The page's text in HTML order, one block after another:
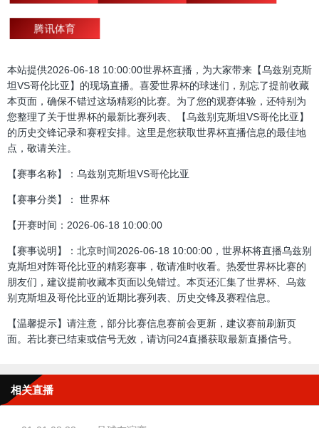
腾讯体育
本站提供2026-06-18 10:00:00世界杯直播，为大家带来【乌兹别克斯
坦VS哥伦比亚】的现场直播。喜爱世界杯的球迷们，别忘了提前收藏
本页面，确保不错过这场精彩的比赛。为了您的观赛体验，还特别为
您整理了关于世界杯的最新比赛列表、【乌兹别克斯坦VS哥伦比亚】
的历史交锋记录和赛程安排。这里是您获取世界杯直播信息的最佳地
点，敬请关注。
【赛事名称】：乌兹别克斯坦VS哥伦比亚
【赛事分类】： 世界杯
【开赛时间：2026-06-18 10:00:00
【赛事说明】：北京时间2026-06-18 10:00:00，世界杯将直播乌兹别
克斯坦对阵哥伦比亚的精彩赛事，敬请准时收看。热爱世界杯比赛的
朋友们，建议提前收藏本页面以免错过。本页还汇集了世界杯、乌兹
别克斯坦及哥伦比亚的近期比赛列表、历史交锋及赛程信息。
【温馨提示】请注意，部分比赛信息赛前会更新，建议赛前刷新页
面。若比赛已结束或信号无效，请访问24直播获取最新直播信号。
相关直播